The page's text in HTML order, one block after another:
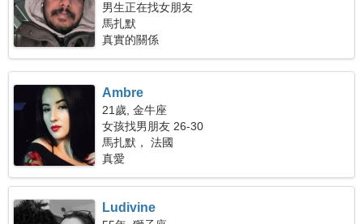
男生正在找女朋友
馬扎默
真實的關係
Ambre
21歲, 金牛座
女孩找男朋友 26-30
馬扎默， 法國
真愛
Ludivine